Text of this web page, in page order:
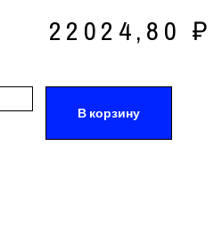
22024,80 ₽
В корзину